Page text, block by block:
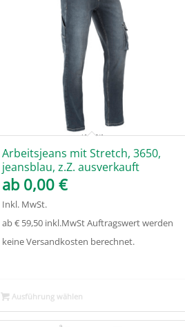
Arbeitsjeans mit Stretch, 3650,
jeansblau, z.Z. ausverkauft
ab 0,00€
Inkl. MwSt.
ab € 59,50 inkl.MwSt Auftragswert werden
keine Versandkosten berechnet.
Ausführung wählen